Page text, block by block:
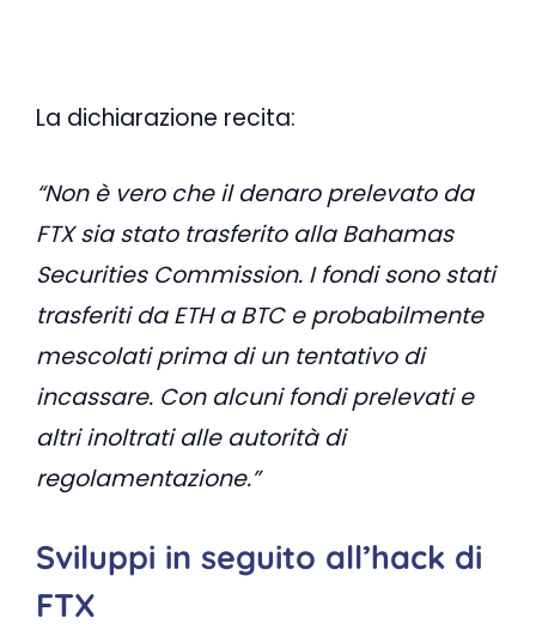
La dichiarazione recita:
“Non è vero che il denaro prelevato da
FTX sia stato trasferito alla Bahamas
Securities Commission. I fondi sono stati
trasferiti da ETH a BTC e probabilmente
mescolati prima di un tentativo di
incassare. Con alcuni fondi prelevati e
altri inoltrati alle autorità di
regolamentazione.”
Sviluppi in seguito all’hack di
FTX